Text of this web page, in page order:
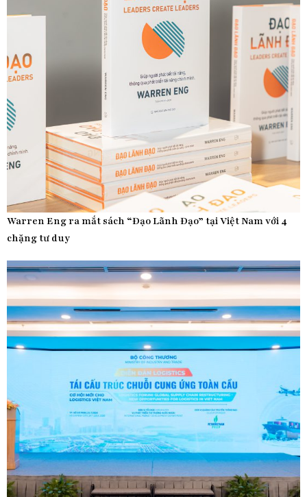
Warren Eng ra mắt sách “Đạo Lãnh Đạo” tại Việt Nam với 4
chặng tư duy